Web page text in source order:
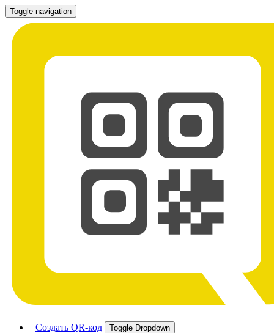
Toggle navigation
Создать QR-код Toggle Dropdown